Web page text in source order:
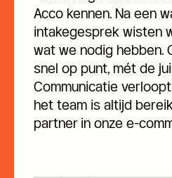
Acco kennen. Na een
intakegesprek wisten
wat we nodig hebben.
snel op punt, mét de
Communicatie
het team is altijd
partner in onze e-